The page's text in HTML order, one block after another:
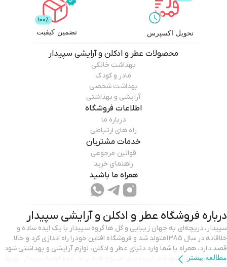
تحویل اکسپرس تضمین کیفیت
محصولات عطر و ادکلن و آرایشی سپیدار
بهداشت خانگی
مادر و کودک
بهداشت شخصی
آرایشی و بهداشتی
اطلاعات فروشگاه
درباره ما
راه های ارتباطی
خدمات مشتریان
قوانین مرجوعی
راهنمای خرید
همراه ما باشید
درباره فروشگاه عطر و ادکلن و آرایشی سپیدار
سپیدار، دریچه‌ای به جهان زیبایی و گل ها گروه سپیدار با یک ایده‌ ساده و
خلاقانه در سال 1385متولد شد و فروشگاه افلاین خودرا راه اندازی کرد و حالا
قصد دارد، همراه با شما وارد دنیای عطر و ادکلن، لوازم آرایشی و بهداشتی شود
مطالعه بیشتر